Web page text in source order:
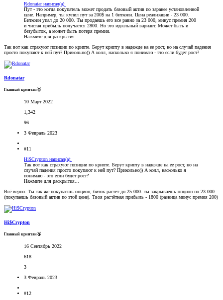
Rdonatar написал(а):
Пут - это когда покупатель может продать базовый актив по заранее установленной
цене. Например, ты купил пут за 200$ на 1 биткоин. Цена реализации - 23 000.
Биткоин упал до 20 000. Ты продаешь его все равно за 23 000, минус премия 200
и чистая прибыль получается 2800. Но это идеальный вариант. Может быть и
безубыток, а может быть потеря премии.
Нажмите для раскрытия...
Так вот как страхуют позиции по крипте. Берут крипту в надежде на ее рост, но на случай падения
просто покупают к ней пут? Прикольно)) А колл, насколько я понимаю - это если будет рост?
Rdonatar
Главный криптан🥇
10 Март 2022
1,342
96
3 Февраль 2023
#11
Hi$Crypton написал(а):
Так вот как страхуют позиции по крипте. Берут крипту в надежде на ее рост, но на
случай падения просто покупают к ней пут? Прикольно)) А колл, насколько я
понимаю - это если будет рост?
Нажмите для раскрытия...
Всё верно. Ты так же покупаешь опцион, биток растет до 25 000. ты закрываешь опцион по 23 000
(покупаешь базовый актив по этой цене). Твоя расчётная прибыль - 1800 (разница минус премия 200)
Hi$Crypton
Главный криптан🥉
16 Сентябрь 2022
618
3
3 Февраль 2023
#12